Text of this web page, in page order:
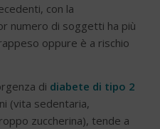
con la
numero di soggetti ha più
oppure è a rischio
di diabete di tipo 2
(vita sedentaria,
zuccherina), tende a